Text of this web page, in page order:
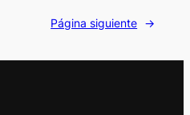
Página siguiente →